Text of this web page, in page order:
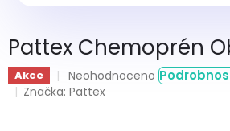
Pattex Chemoprén
Akce
Průměrné
hodnocení
Neohodnoceno
Značka:Pattex